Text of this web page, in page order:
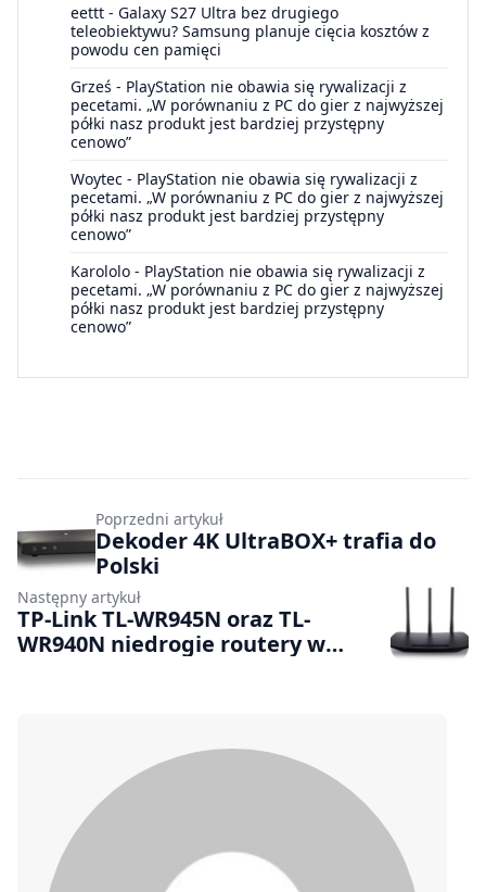
eettt - Galaxy S27 Ultra bez drugiego
teleobiektywu? Samsung planuje cięcia kosztów z
powodu cen pamięci
Grześ - PlayStation nie obawia się rywalizacji z
pecetami. „W porównaniu z PC do gier z najwyższej
półki nasz produkt jest bardziej przystępny
cenowo”
Woytec - PlayStation nie obawia się rywalizacji z
pecetami. „W porównaniu z PC do gier z najwyższej
półki nasz produkt jest bardziej przystępny
cenowo”
Karololo - PlayStation nie obawia się rywalizacji z
pecetami. „W porównaniu z PC do gier z najwyższej
półki nasz produkt jest bardziej przystępny
cenowo”
Poprzedni artykuł
Dekoder 4K UltraBOX+ trafia do
Polski
Następny artykuł
TP-Link TL-WR945N oraz TL-
WR940N niedrogie routery w